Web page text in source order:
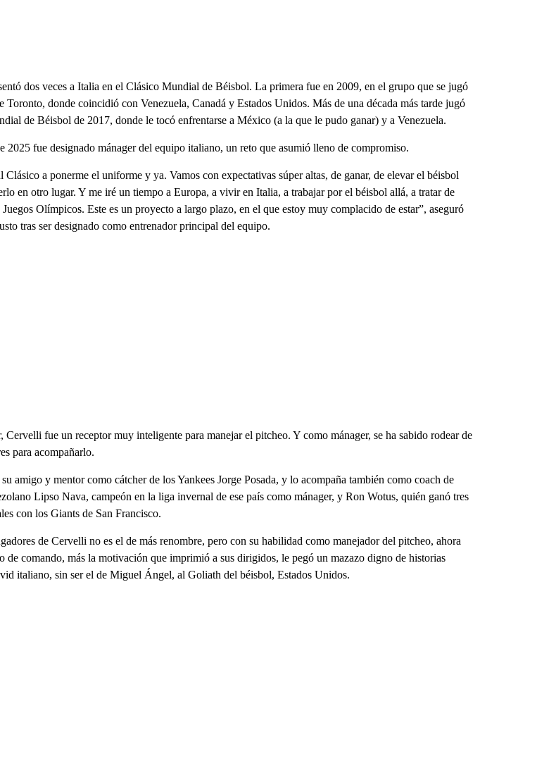
dos veces a Italia en el Clásico Mundial de Béisbol. La primera fue en 2009, en el grupo que se jugó
Toronto, donde coincidió con Venezuela, Canadá y Estados Unidos. Más de una década más tarde jugó
de Béisbol de 2017, donde le tocó enfrentarse a México (a la que le pudo ganar) y a Venezuela.
2025 fue designado mánager del equipo italiano, un reto que asumió lleno de compromiso.
Clásico a ponerme el uniforme y ya. Vamos con expectativas súper altas, de ganar, de elevar el béisbol
en otro lugar. Y me iré un tiempo a Europa, a vivir en Italia, a trabajar por el béisbol allá, a tratar de
Olímpicos. Este es un proyecto a largo plazo, en el que estoy muy complacido de estar”, aseguró
tras ser designado como entrenador principal del equipo.
Cervelli fue un receptor muy inteligente para manejar el pitcheo. Y como mánager, se ha sabido rodear de
para acompañarlo.
su amigo y mentor como cátcher de los Yankees Jorge Posada, y lo acompaña también como coach de
Lipso Nava, campeón en la liga invernal de ese país como mánager, y Ron Wotus, quién ganó tres
con los Giants de San Francisco.
de Cervelli no es el de más renombre, pero con su habilidad como manejador del pitcheo, ahora
de comando, más la motivación que imprimió a sus dirigidos, le pegó un mazazo digno de historias
italiano, sin ser el de Miguel Ángel, al Goliath del béisbol, Estados Unidos.